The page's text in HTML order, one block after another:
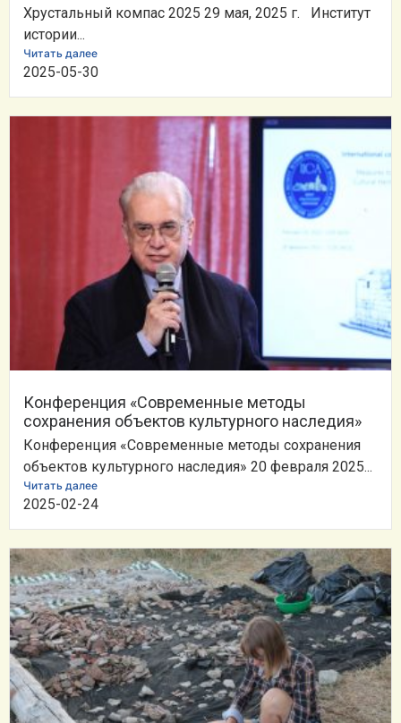
Хрустальный компас 2025 29 мая, 2025 г. Институт
истории...
Читать далее
2025-05-30
Конференция «Современные методы
сохранения объектов культурного наследия»
Конференция «Современные методы сохранения
объектов культурного наследия» 20 февраля 2025...
Читать далее
2025-02-24